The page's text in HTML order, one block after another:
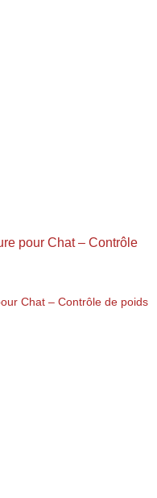
Chat – Contrôle de poids